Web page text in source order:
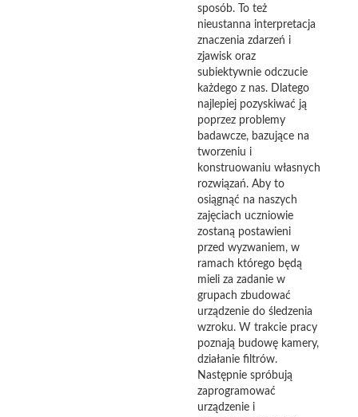
sposób. To też
nieustanna interpretacja
znaczenia zdarzeń i
zjawisk oraz
subiektywnie odczucie
każdego z nas. Dlatego
najlepiej pozyskiwać ją
poprzez problemy
badawcze, bazujące na
tworzeniu i
konstruowaniu własnych
rozwiązań. Aby to
osiągnąć na naszych
zajęciach uczniowie
zostaną postawieni
przed wyzwaniem, w
ramach którego będą
mieli za zadanie w
grupach zbudować
urządzenie do śledzenia
wzroku. W trakcie pracy
poznają budowę kamery,
działanie filtrów.
Następnie spróbują
zaprogramować
urządzenie i